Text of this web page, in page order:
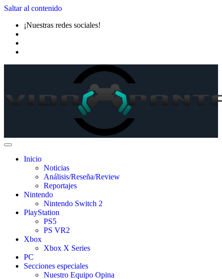
Saltar al contenido
¡Nuestras redes sociales!
Inicio
Noticias
Análisis/Reseña/Review
Reportajes
Nintendo
Nintendo Switch 2
PlayStation
PS5
PS VR2
Xbox
Xbox X Series
PC
Secciones especiales
Nuestro Equipo Opina